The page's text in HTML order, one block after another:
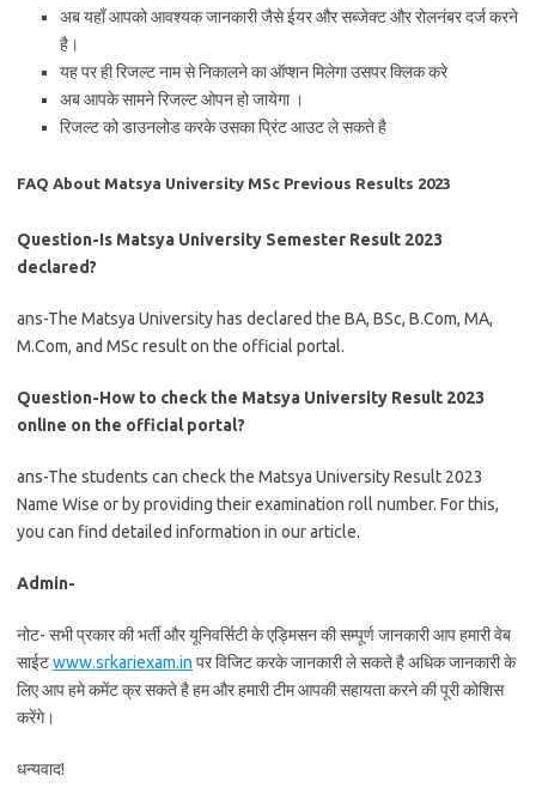
अब यहाँ आपको आवश्यक जानकारी जैसे ईयर और सब्जेक्ट और रोलनंबर दर्ज करने
है।
यह पर ही रिजल्ट नाम से निकालने का ऑप्शन मिलेगा उसपर क्लिक करे
अब आपके सामने रिजल्ट ओपन हो जायेगा ।
रिजल्ट को डाउनलोड करके उसका प्रिंट आउट ले सकते है
FAQ About Matsya University MSc Previous Results 2023
Question-Is Matsya University Semester Result 2023
declared?
ans-The Matsya University has declared the BA, BSc, B.Com, MA,
M.Com, and MSc result on the official portal.
Question-How to check the Matsya University Result 2023
online on the official portal?
ans-The students can check the Matsya University Result 2023
Name Wise or by providing their examination roll number. For this,
you can find detailed information in our article.
Admin-
नोट- सभी प्रकार की भर्ती और यूनिवर्सिटी के एड्मिसन की सम्पूर्ण जानकारी आप हमारी वेब
साईटwww.srkariexam.in पर विजिट करके जानकारी ले सकते है अधिक जानकारी के
लिए आप हमे कमेंट क्र सकते है हम और हमारी टीम आपकी सहायता करने की पूरी कोशिस
करेंगे।
धन्यवाद!